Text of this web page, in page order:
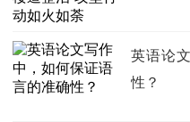
英语论
性？